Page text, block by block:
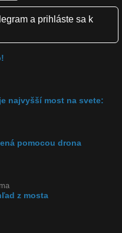
rýb, most, z mosta,
a prihláste sa k
najvyšší most na svete:
pomocou drona
z mosta